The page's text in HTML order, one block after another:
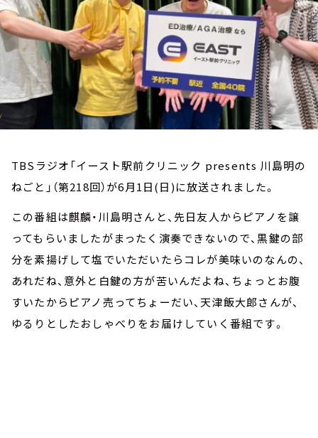
TBSラジオ「イースト駅前クリニック presents 川島明の
ねごと」（第218回）が6月1日(日)に放送されました。
この番組は麒麟・川島明さんと、先日友人からピアノを譲
ってもらいましたがまったく演奏できないので、黒鍵の部
分を素揚げして塩でいただいたらコレが美味いのなんの、
あれだね、意外と白鍵の方が苦いんだよね、ちょっとお腹
すいたからピアノ売ってちょーだい、天津飯大郎さんが、
ゆるりとしたおしゃべりをお届けしていく番組です。